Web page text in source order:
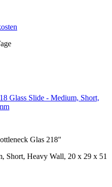
Glass Slide - Medium, Short,
Glas 218"
Short, Heavy Wall, 20 x 29 x 51